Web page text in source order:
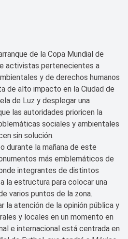
de la Copa Mundial de
activistas pertenecientes a
y de derechos humanos
de alto impacto en la Ciudad de
de Luz y desplegar una
las autoridades prioricen la
sociales y ambientales
sin solución.
durante la mañana de este
más emblemáticos de
integrantes de distintos
la estructura para colocar una
varios puntos de la zona.
la atención de la opinión pública y
y locales en un momento en
e internacional está centrada en